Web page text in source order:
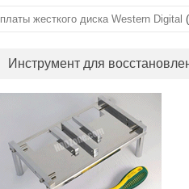
платы жесткого диска Western Digital
Инструмент для